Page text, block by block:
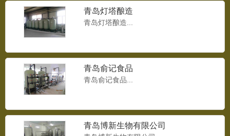
青岛灯塔酿造
青岛灯塔酿造...
青岛俞记食品
青岛俞记食品...
青岛博新生物有限公司